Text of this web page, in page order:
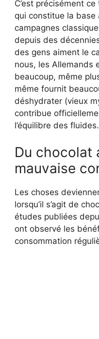
C’est précisément
qui constitue la base
campagnes
depuis des
des gens aiment le
nous, les Allemands
beaucoup, même
même fournit
déshydrater (vieux
contribue
l’équilibre des fluides.
Du chocolat
mauvaise
Les choses
lorsqu’il s’agit de
études publiées
ont observé les
consommation